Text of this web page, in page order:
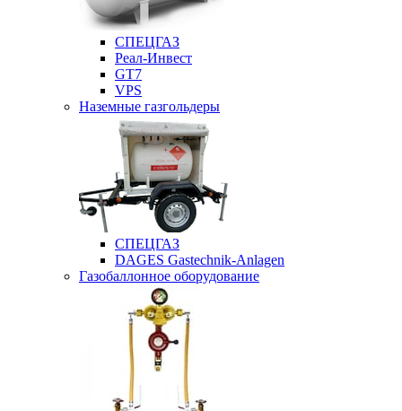
СПЕЦГАЗ
Реал-Инвест
GT7
VPS
Наземные газгольдеры
СПЕЦГАЗ
DAGES Gastechnik-Anlagen
Газобаллонное оборудование